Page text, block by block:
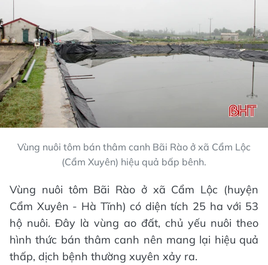
Vùng nuôi tôm bán thâm canh Bãi Rào ở xã Cẩm Lộc
(Cẩm Xuyên) hiệu quả bấp bênh.
Vùng nuôi tôm Bãi Rào ở xã Cẩm Lộc (huyện
Cẩm Xuyên - Hà Tĩnh) có diện tích 25 ha với 53
hộ nuôi. Đây là vùng ao đất, chủ yếu nuôi theo
hình thức bán thâm canh nên mang lại hiệu quả
thấp, dịch bệnh thường xuyên xảy ra.